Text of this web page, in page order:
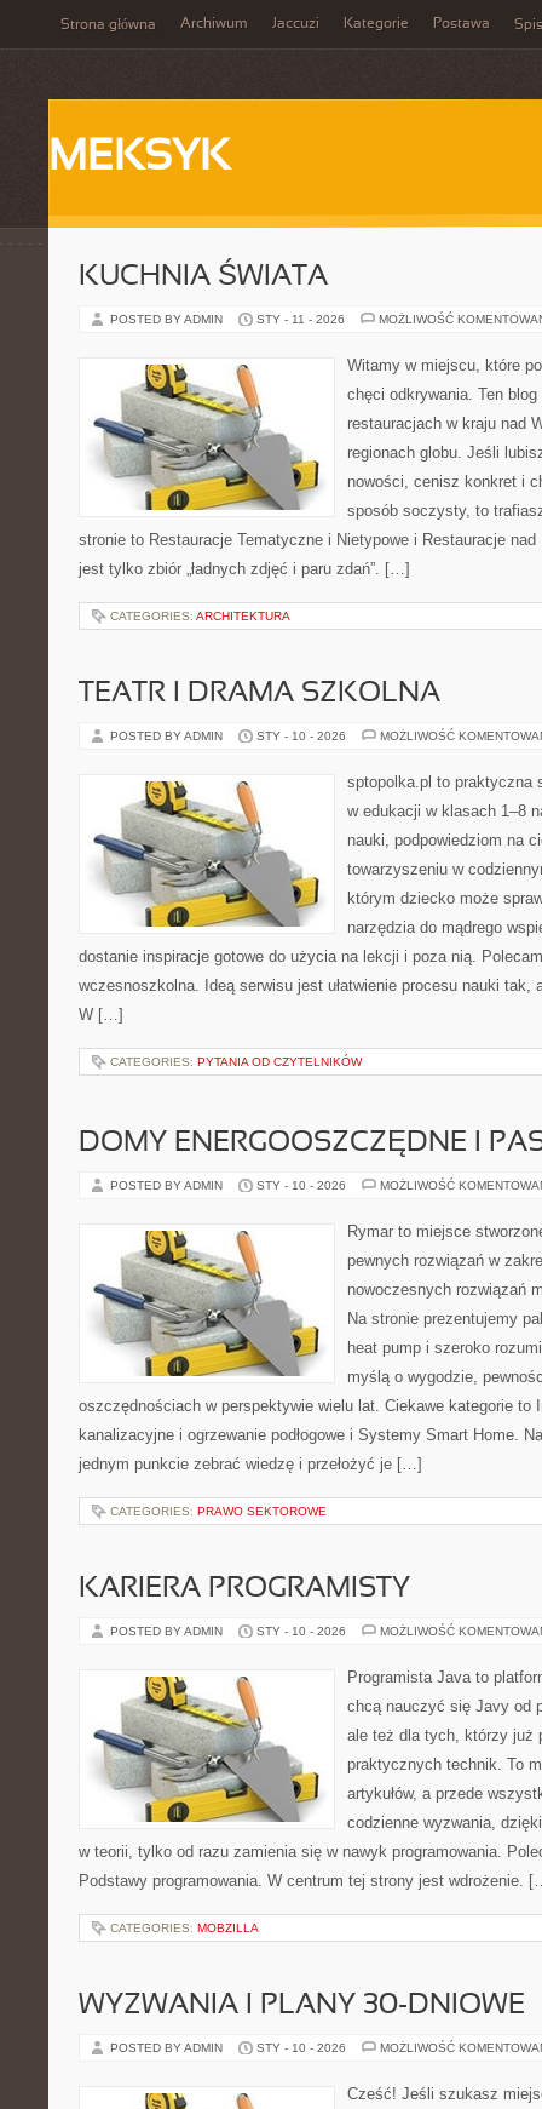
Strona główna Archiwum Jaccuzi Kategorie Postawa
MEKSYK
KUCHNIA ŚWIATA
POSTED BY ADMIN STY - 11 - 2026 MOŻLIWOŚĆ
Witamy w miejscu, które
chęci odkrywania. Ten
restauracjach w kraju nad
regionach globu. Jeśli
nowości, cenisz konkret i
sposób soczysty, to
stronie to Restauracje Tematyczne i Nietypowe i Restauracje
jest tylko zbiór „ładnych zdjęć i paru zdań”. […]
CATEGORIES: ARCHITEKTURA
TEATR I DRAMA SZKOLNA
POSTED BY ADMIN STY - 10 - 2026 MOŻLIWOŚĆ
sptopolka.pl to praktyczna
w edukacji w klasach 1–8
nauki, podpowiedziom na
towarzyszeniu w
którym dziecko może
narzędzia do mądrego
dostanie inspiracje gotowe do użycia na lekcji i poza nią.
wczesnoszkolna. Ideą serwisu jest ułatwienie procesu nauki tak,
W […]
CATEGORIES: PYTANIA OD CZYTELNIKÓW
DOMY ENERGOOSZCZĘDNE I
POSTED BY ADMIN STY - 10 - 2026 MOŻLIWOŚĆ
Rymar to miejsce
pewnych rozwiązań w
nowoczesnych rozwiązań
Na stronie prezentujemy
heat pump i szeroko
myślą o wygodzie,
oszczędnościach w perspektywie wielu lat. Ciekawe kategorie to
kanalizacyjne i ogrzewanie podłogowe i Systemy Smart Home.
jednym punkcie zebrać wiedzę i przełożyć je […]
CATEGORIES: PRAWO SEKTOROWE
KARIERA PROGRAMISTY
POSTED BY ADMIN STY - 10 - 2026 MOŻLIWOŚĆ
Programista Java to
chcą nauczyć się Javy od
ale też dla tych, którzy już
praktycznych technik. To
artykułów, a przede
codzienne wyzwania,
w teorii, tylko od razu zamienia się w nawyk programowania.
Podstawy programowania. W centrum tej strony jest wdrożenie.
CATEGORIES: MOBZILLA
WYZWANIA I PLANY 30-DNIOWE
POSTED BY ADMIN STY - 10 - 2026 MOŻLIWOŚĆ
Cześć! Jeśli szukasz